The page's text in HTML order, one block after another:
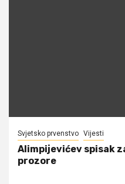
Svjetsko prvenstvo Vijesti
Alimpijevićev spisak
prozore